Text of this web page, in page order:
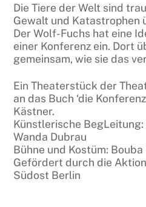
Die Tiere der Welt sind
Gewalt und Katastrophen
Der Wolf-Fuchs hat eine
einer Konferenz ein. Dort
gemeinsam, wie sie das
Ein Theaterstück der
an das Buch ‘die
Kästner.
Künstlerische
Wanda Dubrau
Bühne und Kostüm:
Gefördert durch die
Südost Berlin